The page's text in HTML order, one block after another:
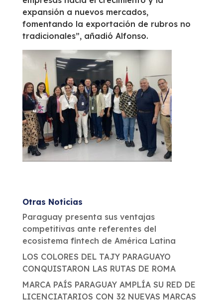
expansión a nuevos mercados,
fomentando la exportación de rubros no
tradicionales”, añadió Alfonso.
Otras Noticias
Paraguay presenta sus ventajas
competitivas ante referentes del
ecosistema fintech de América Latina
LOS COLORES DEL TAJY PARAGUAYO
CONQUISTARON LAS RUTAS DE ROMA
MARCA PAÍS PARAGUAY AMPLÍA SU RED DE
LICENCIATARIOS CON 32 NUEVAS MARCAS